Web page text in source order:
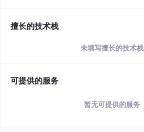
擅长的技术栈
未填写擅长的技术栈
可提供的服务
暂无可提供的服务